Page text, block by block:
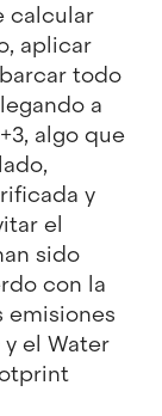
calcular
aplicar
todo
a
algo que
y
el
sido
con la
emisiones
el Water